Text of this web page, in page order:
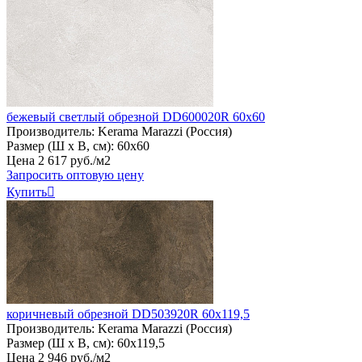
бежевый светлый обрезной DD600020R 60x60
Производитель: Kerama Marazzi (Россия)
Размер (Ш х В, см): 60х60
Цена 2 617 руб./м2
Запросить оптовую цену
Купить
коричневый обрезной DD503920R 60x119,5
Производитель: Kerama Marazzi (Россия)
Размер (Ш х В, см): 60х119,5
Цена 2 946 руб./м2